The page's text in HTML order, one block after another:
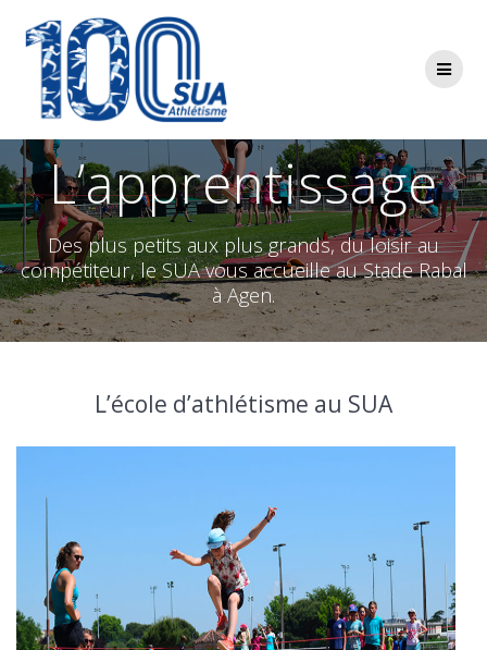
L’apprentissage
Des plus petits aux plus grands, du loisir au
compétiteur, le SUA vous accueille au Stade Rabal
à Agen.
L’école d’athlétisme au SUA